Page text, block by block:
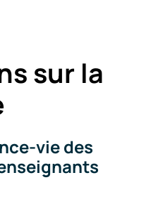
sur la
vie des